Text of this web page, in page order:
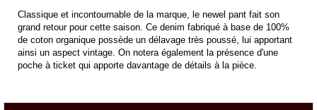
Classique et incontournable de la marque, le newel pant fait son
grand retour pour cette saison. Ce denim fabriqué à base de 100%
de coton organique possède un délavage très poussé, lui apportant
ainsi un aspect vintage. On notera également la présence d'une
poche à ticket qui apporte davantage de détails à la pièce.